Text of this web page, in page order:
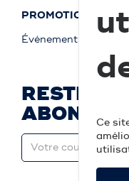
PROMOTIONS
Événements
RESTEZ À
Ce